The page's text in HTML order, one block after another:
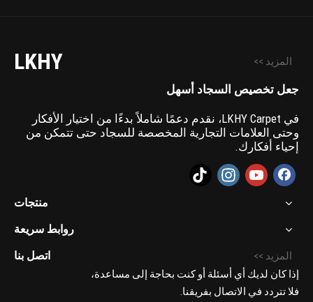
LKHY المزيد >>
جعل تخصيص السجاد أسهل
في LKHY Carpet، نقدم دعمًا شاملاً بدءًا من اختيار الأفكار
وحتى العلامات التجارية المخصصة للسجاد حتى تتمكن من
إحياء أفكارك.
منتجات
روابط سريعة
اتصل بنا
المزيد >>
إذا كان لديك أي أسئلة أو كنت بحاجة إلى مساعدة،
فلا تتردد في الاتصال بفريقنا.